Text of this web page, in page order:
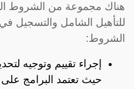
هناك مجموعة من الشروط
للتأهيل الشامل والتسجيل
الشروط:
إجراء تقييم وتوجيه
حيث تعتمد البرامج